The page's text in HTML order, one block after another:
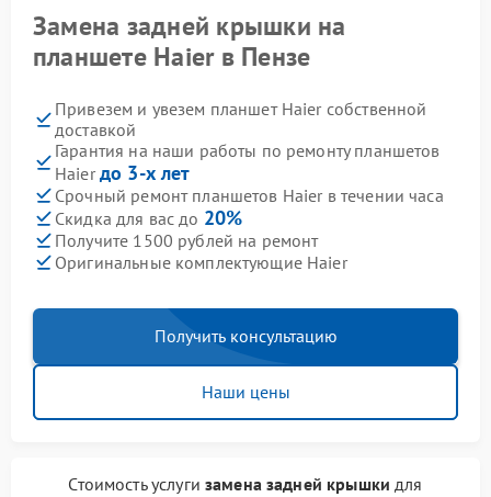
Замена задней крышки на
планшете Haier в Пензе
Привезем и увезем планшет Haier собственной
доставкой
Гарантия на наши работы по ремонту планшетов
Haierдо 3-х лет
Срочный ремонт планшетов Haier в течении часа
Скидка для вас до 20%
Получите 1500 рублей на ремонт
Оригинальные комплектующие Haier
Получить консультацию
Наши цены
Стоимость услуги замена задней крышки для